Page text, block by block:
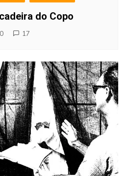
do Copo
17